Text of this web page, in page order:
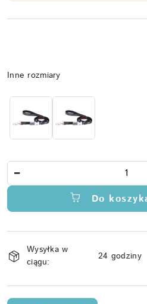
Wariant
Inne rozmiary
Do
i
dostawa
Wysyłka w
ciągu:
24 godziny